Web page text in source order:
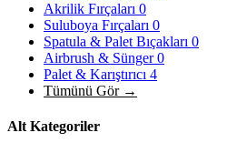
Akrilik Fırçaları 0
Suluboya Fırçaları 0
Spatula & Palet Bıçakları 0
Airbrush & Sünger0
Palet & Karıştırıcı 4
Tümünü Gör →
Alt Kategoriler